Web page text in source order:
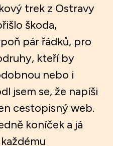
trek z Ostravy
škoda,
pár řádků, pro
kteří by
nebo i
jsem se, že napíši
cestopisný web.
koníček a já